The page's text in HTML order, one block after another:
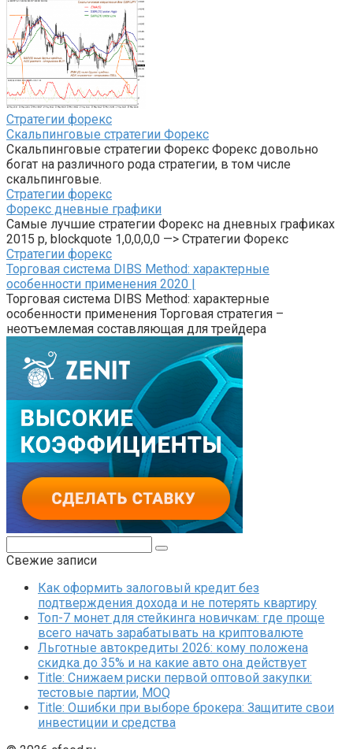
Стратегии форекс
Скальпинговые стратегии Форекс
Скальпинговые стратегии Форекс Форекс довольно
богат на различного рода стратегии, в том числе
скальпинговые.
Стратегии форекс
Форекс дневные графики
Самые лучшие стратегии Форекс на дневных графиках
2015 p, blockquote 1,0,0,0,0 —> Стратегии Форекс
Стратегии форекс
Торговая система DIBS Method: характерные
особенности применения 2020 |
Торговая система DIBS Method: характерные
особенности применения Торговая стратегия –
неотъемлемая составляющая для трейдера
Свежие записи
Как оформить залоговый кредит без
подтверждения дохода и не потерять квартиру
Топ-7 монет для стейкинга новичкам: где проще
всего начать зарабатывать на криптовалюте
Льготные автокредиты 2026: кому положена
скидка до 35% и на какие авто она действует
Title: Снижаем риски первой оптовой закупки:
тестовые партии, MOQ
Title: Ошибки при выборе брокера: Защитите свои
инвестиции и средства